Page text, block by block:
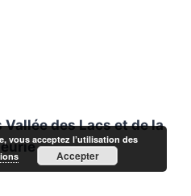
des Lacs et de la
vous acceptez l’utilisation des
Accepter